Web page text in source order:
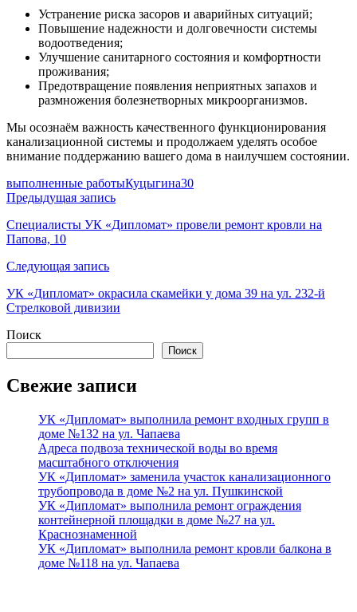
Устранение риска засоров и аварийных ситуаций;
Повышение надежности и долговечности системы
водоотведения;
Улучшение санитарного состояния и комфортности
проживания;
Предотвращение появления неприятных запахов и
размножения болезнетворных микроорганизмов.
Мы осознаём важность качественного функционирования
канализационной системы и продолжаем уделять особое
внимание поддержанию вашего дома в наилучшем состоянии.
выполненные работыКуцыгина30
Навигация
по
записям
Предыдущая запись
Специалисты УК «Дипломат» провели ремонт кровли на
Папова, 10
Следующая запись
УК «Дипломат» окрасила скамейки у дома 39 на ул. 232-й
Стрелковой дивизии
Поиск
Поиск
Свежие записи
УК «Дипломат» выполнила ремонт входных групп в
доме №132 на ул. Чапаева
Адреса подвоза технической воды во время
масштабного отключения
УК «Дипломат» заменила участок канализационного
трубопровода в доме №2 на ул. Пушкинской
УК «Дипломат» выполнила ремонт ограждения
контейнерной площадки в доме №27 на ул.
Краснознаменной
УК «Дипломат» выполнила ремонт кровли балкона в
доме №118 на ул. Чапаева